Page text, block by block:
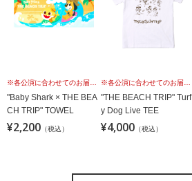
"Baby Shark × THE BEA
CH TRIP" TOWEL
¥2,200 （税込）
"THE BEACH TRIP" Turf
y Dog Live TEE
¥4,000 （税込）